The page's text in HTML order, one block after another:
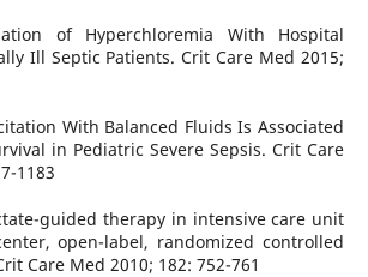
of Hyperchloremia With Hospital
Ill Septic Patients. Crit Care Med 2015;
With Balanced Fluids Is Associated
in Pediatric Severe Sepsis. Crit Care
1183
guided therapy in intensive care unit
open-label, randomized controlled
Care Med 2010; 182: 752-761